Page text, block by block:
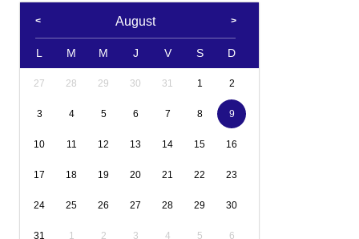
August
L M M J V S D
27 28 29 30 31 1 2
3 4 5 6 7 8 9
10 11 12 13 14 15 16
17 18 19 20 21 22 23
24 25 26 27 28 29 30
31 1 2 3 4 5 6